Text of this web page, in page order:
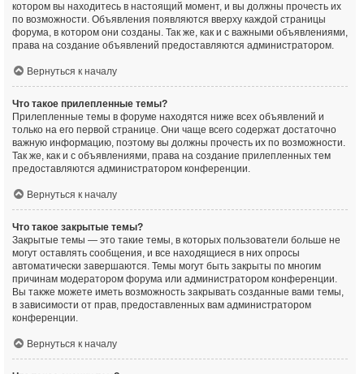
котором вы находитесь в настоящий момент, и вы должны прочесть их
по возможности. Объявления появляются вверху каждой страницы
форума, в котором они созданы. Так же, как и с важными объявлениями,
права на создание объявлений предоставляются администратором.
Вернуться к началу
Что такое прилепленные темы?
Прилепленные темы в форуме находятся ниже всех объявлений и
только на его первой странице. Они чаще всего содержат достаточно
важную информацию, поэтому вы должны прочесть их по возможности.
Так же, как и с объявлениями, права на создание прилепленных тем
предоставляются администратором конференции.
Вернуться к началу
Что такое закрытые темы?
Закрытые темы — это такие темы, в которых пользователи больше не
могут оставлять сообщения, и все находящиеся в них опросы
автоматически завершаются. Темы могут быть закрыты по многим
причинам модератором форума или администратором конференции.
Вы также можете иметь возможность закрывать созданные вами темы,
в зависимости от прав, предоставленных вам администратором
конференции.
Вернуться к началу